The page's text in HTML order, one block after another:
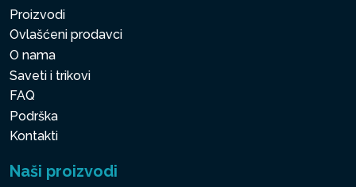
Proizvodi
Ovlašćeni prodavci
O nama
Saveti i trikovi
FAQ
Podrška
Kontakti
Naši proizvodi